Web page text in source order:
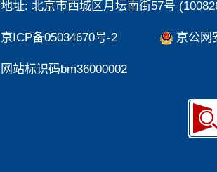
地址: 北京市西城区月坛南街57号
京ICP备05034670号-2 京公网
网站标识码bm36000002